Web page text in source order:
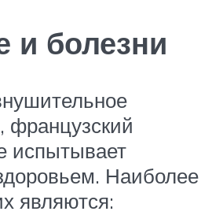
и болезни
французский
испытывает
Наиболее
являются: